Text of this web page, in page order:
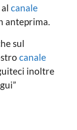
canale
anteprima.
sul
canale
inoltre